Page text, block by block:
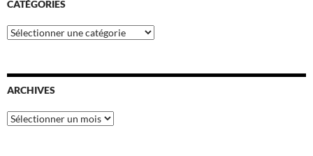
CATÉGORIES
Catégories
ARCHIVES
Archives